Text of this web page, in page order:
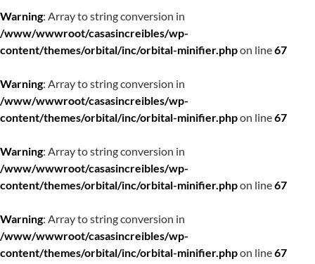
Warning: Array to string conversion in
/www/wwwroot/casasincreibles/wp-
content/themes/orbital/inc/orbital-minifier.phpon line67
Warning: Array to string conversion in
/www/wwwroot/casasincreibles/wp-
content/themes/orbital/inc/orbital-minifier.phpon line67
Warning: Array to string conversion in
/www/wwwroot/casasincreibles/wp-
content/themes/orbital/inc/orbital-minifier.phpon line67
Warning: Array to string conversion in
/www/wwwroot/casasincreibles/wp-
content/themes/orbital/inc/orbital-minifier.phpon line67